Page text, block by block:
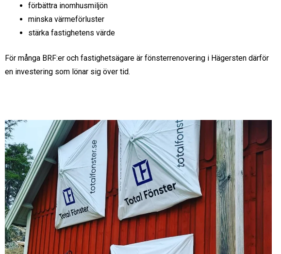
förbättra inomhusmiljön
minska värmeförluster
stärka fastighetens värde
För många BRF:er och fastighetsägare är fönsterrenovering i Hägersten därför
en investering som lönar sig över tid.